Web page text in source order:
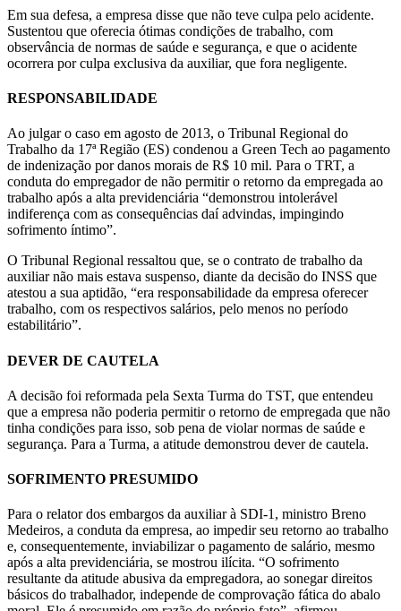
Em sua defesa, a empresa disse que não teve culpa pelo acidente.
Sustentou que oferecia ótimas condições de trabalho, com
observância de normas de saúde e segurança, e que o acidente
ocorrera por culpa exclusiva da auxiliar, que fora negligente.
RESPONSABILIDADE
Ao julgar o caso em agosto de 2013, o Tribunal Regional do
Trabalho da 17ª Região (ES) condenou a Green Tech ao pagamento
de indenização por danos morais de R$ 10 mil. Para o TRT, a
conduta do empregador de não permitir o retorno da empregada ao
trabalho após a alta previdenciária “demonstrou intolerável
indiferença com as consequências daí advindas, impingindo
sofrimento íntimo”.
O Tribunal Regional ressaltou que, se o contrato de trabalho da
auxiliar não mais estava suspenso, diante da decisão do INSS que
atestou a sua aptidão, “era responsabilidade da empresa oferecer
trabalho, com os respectivos salários, pelo menos no período
estabilitário”.
DEVER DE CAUTELA
A decisão foi reformada pela Sexta Turma do TST, que entendeu
que a empresa não poderia permitir o retorno de empregada que não
tinha condições para isso, sob pena de violar normas de saúde e
segurança. Para a Turma, a atitude demonstrou dever de cautela.
SOFRIMENTO PRESUMIDO
Para o relator dos embargos da auxiliar à SDI-1, ministro Breno
Medeiros, a conduta da empresa, ao impedir seu retorno ao trabalho
e, consequentemente, inviabilizar o pagamento de salário, mesmo
após a alta previdenciária, se mostrou ilícita. “O sofrimento
resultante da atitude abusiva da empregadora, ao sonegar direitos
básicos do trabalhador, independe de comprovação fática do abalo